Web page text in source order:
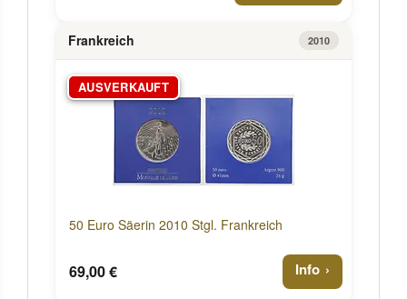
Frankreich 2010
AUSVERKAUFT
50 Euro Säerin 2010 Stgl. Frankreich
69,00 € Info